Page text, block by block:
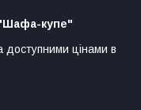
"Шафа-купе"
доступними цінами в